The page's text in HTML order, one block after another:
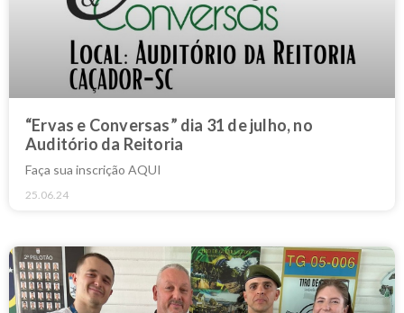
“Ervas e Conversas” dia 31 de julho, no
Auditório da Reitoria
Faça sua inscrição AQUI
25.06.24